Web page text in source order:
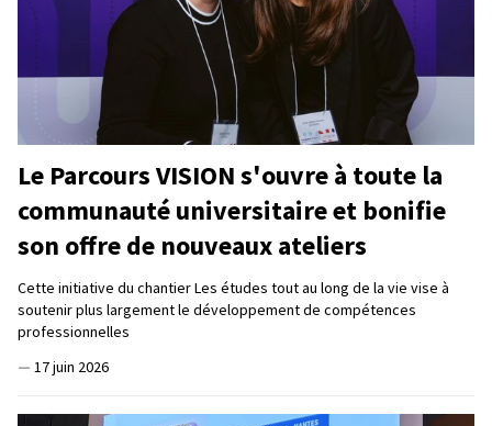
Le Parcours VISION s'ouvre à toute la
communauté universitaire et bonifie
son offre de nouveaux ateliers
Cette initiative du chantier Les études tout au long de la vie vise à
soutenir plus largement le développement de compétences
professionnelles
— 17 juin 2026